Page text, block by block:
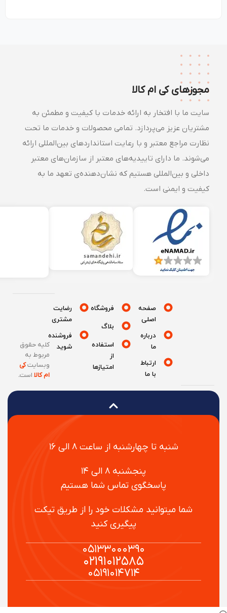
مجوزهای کی ام کالا
سایت ما با افتخار به ارائه خدمات با کیفیت و مطمئن به
مشتریان عزیز می‌پردازد. تمامی محصولات و خدمات ما تحت
نظارت مراجع معتبر و با رعایت استانداردهای بین‌المللی ارائه
می‌شوند. ما دارای تاییدیه‌های معتبر از سازمان‌های معتبر
داخلی و بین‌المللی هستیم که نشان‌دهنده‌ی تعهد ما به
کیفیت و ایمنی است.
شنبه تا چهارشنبه از ساعت ۸ الی ۱۶
پنجشنبه ۸ الی ۱۴
پاسخگوی تماس شما هستیم
شما میتوانید مشکلات خود را از طریق تیکت
پیگیری کنید
۰۵۱۳۳۰۰۰۳۹۰
۰۲۱۹۱۰۱۲۵۸۵
۰۵۱۹۱۰۱۴۷۱۴
صفحه
درباره
ارتباط
فروشگاه
بلاگ
استفاده
امتیازها
رضایت
مشتری
فروشنده
شوید
کلیه حقوق
مربوط به
وبسایتکی
ام کالااست.